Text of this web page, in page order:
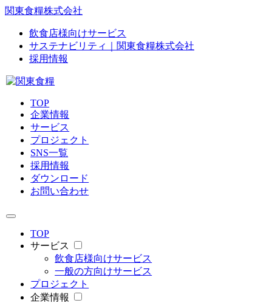
関東食糧株式会社
飲食店様向けサービス
サステナビリティ｜関東食糧株式会社
採用情報
TOP
企業情報
サービス
プロジェクト
SNS一覧
採用情報
ダウンロード
お問い合わせ
TOP
サービス
飲食店様向けサービス
一般の方向けサービス
プロジェクト
企業情報